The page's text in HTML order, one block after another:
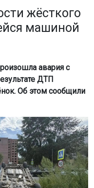
жёсткого
машиной
авария с
ДТП
Об этом сообщили